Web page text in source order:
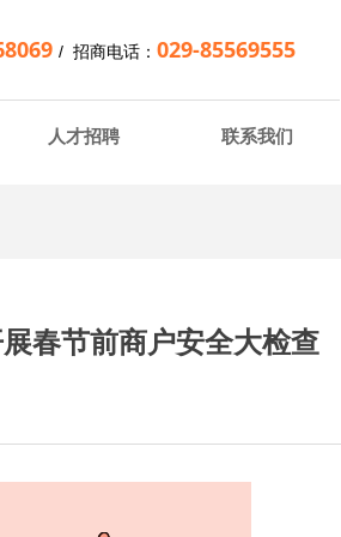
人才招聘 联系我们
/ 招商电话： 029-85569555
春节前商户安全大检查